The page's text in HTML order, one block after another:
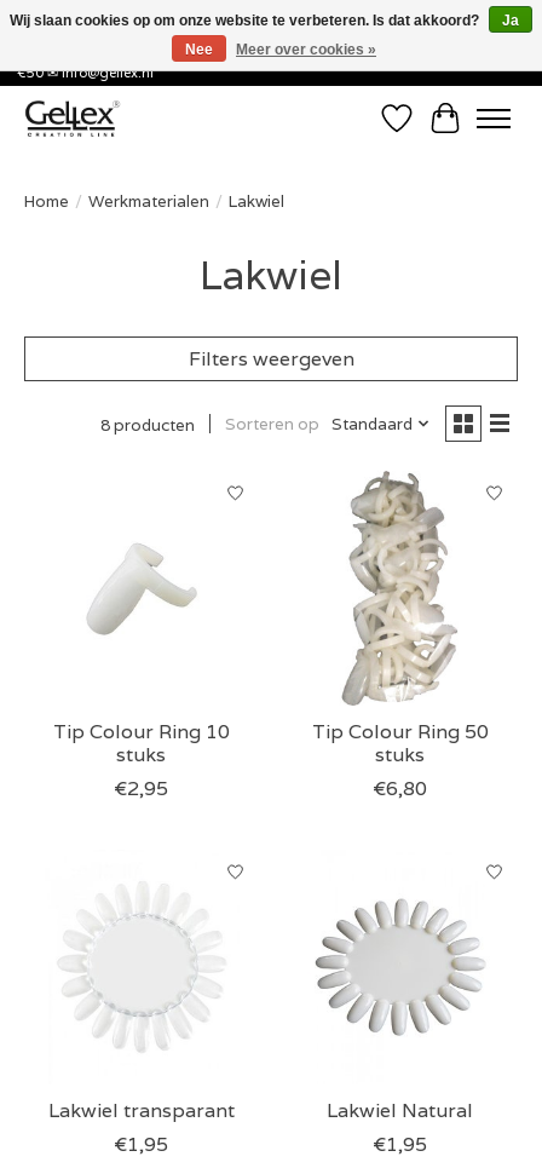
✅ Voor 15:00 besteld, de volgende werkdag in huis! ✅ Gratis verzenden vanaf
€50 ✉info@gellex.nl
Verlanglijst
Home / Werkmaterialen / Lakwiel
Lakwiel
Filters weergeven
8 producten Sorteren op Standaard
Tip Colour Ring 10
stuks
€2,95
Tip Colour Ring 50
stuks
€6,80
Lakwiel transparant
€1,95
Lakwiel Natural
€1,95
Wij slaan cookies op om onze website te verbeteren. Is dat akkoord?
Ja
Nee
Meer over cookies »